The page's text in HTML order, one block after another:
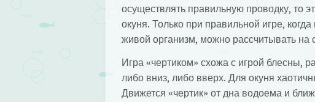
осуществлять правильную проводку, то
окуня. Только при правильной игре,
живой организм, можно рассчитывать на
Игра «чертиком» схожа с игрой блесны,
либо вниз, либо вверх. Для окуня
Движется «чертик» от дна водоема и